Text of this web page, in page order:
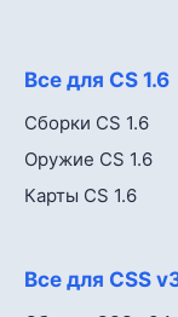
Все для CS 1.6
Сборки CS 1.6
Оружие CS 1.6
Карты CS 1.6
Все для CSS